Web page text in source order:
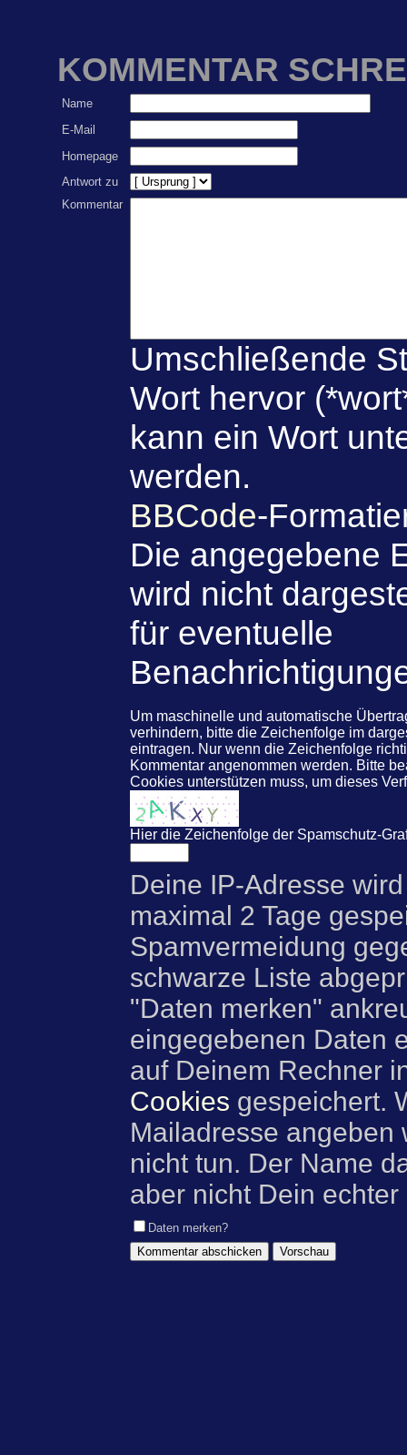
KOMMENTAR
Name
E-Mail
Homepage
Antwort zu
Kommentar
Umschließende
Wort hervor
kann ein Wort
werden.
BBCode-
Die angegebene
wird nicht
für eventuelle
Um maschinelle und automatische
verhindern, bitte die Zeichenfolge im
eintragen. Nur wenn die Zeichenfolge
Kommentar angenommen werden. Bitte
Cookies unterstützen muss, um dieses
Hier die Zeichenfolge der Spamschutz-
Deine IP-Adresse
maximal 2 Tage
Spamvermeidung
schwarze Liste
"Daten merken"
eingegebenen Daten
auf Deinem Rechner
Cookies gespeichert.
Mailadresse angeben
nicht tun. Der Name
aber nicht Dein
Daten merken?